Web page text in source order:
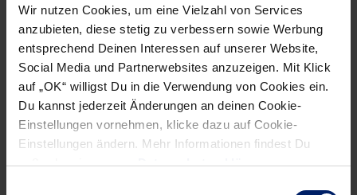
Wir nutzen Cookies, um eine Vielzahl von Services
anzubieten, diese stetig zu verbessern sowie Werbung
entsprechend Deinen Interessen auf unserer Website,
Social Media und Partnerwebsites anzuzeigen. Mit Klick
auf „OK“ willigst Du in die Verwendung von Cookies ein.
Du kannst jederzeit Änderungen an deinen Cookie-
Einstellungen vornehmen, klicke dazu auf Cookie-
Einstellungen ändern. Mehr Informationen findest Du
außerdem in unsererDatenschutzerklärung.
Post
navigation
previous
News:
Löwen
vor
Alle News anzeigen
newst
News:
Löwen
gehen